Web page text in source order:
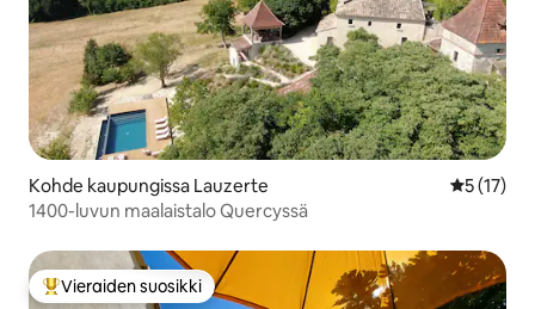
Kohde kaupungissa Lauzerte
5 (17)
1400-luvun maalaistalo Quercyssä
Vieraiden suosikkien parhaimmistoa
Vieraiden suosikki